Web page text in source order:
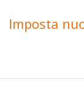
Imposta